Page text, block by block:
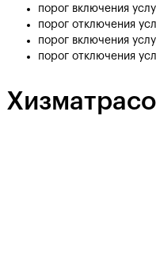
порог включения
порог отключения
порог включения
порог отключения